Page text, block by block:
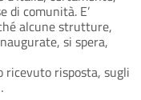
di comunità. E’
alcune strutture,
si spera,
ricevuto risposta, sugli